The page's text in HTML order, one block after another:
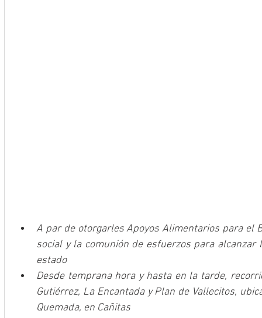
A par de otorgarles Apoyos Alimentarios para el
social y la comunión de esfuerzos para
estado
Desde temprana hora y hasta en la tarde,
Gutiérrez, La Encantada y Plan de Vallecitos,
Quemada, en Cañitas